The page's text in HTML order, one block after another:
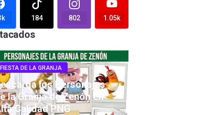
184 802 1.05k
FIESTA DE LA GRANJA
los Personajes
la Granja de Zenón en
Calidad PNG